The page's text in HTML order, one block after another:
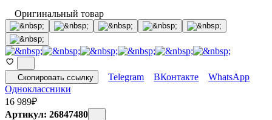
Оригинальный товар
Скопировать ссылку Telegram ВКонтакте
WhatsApp
Одноклассники
16 989₽
Артикул: 26847480